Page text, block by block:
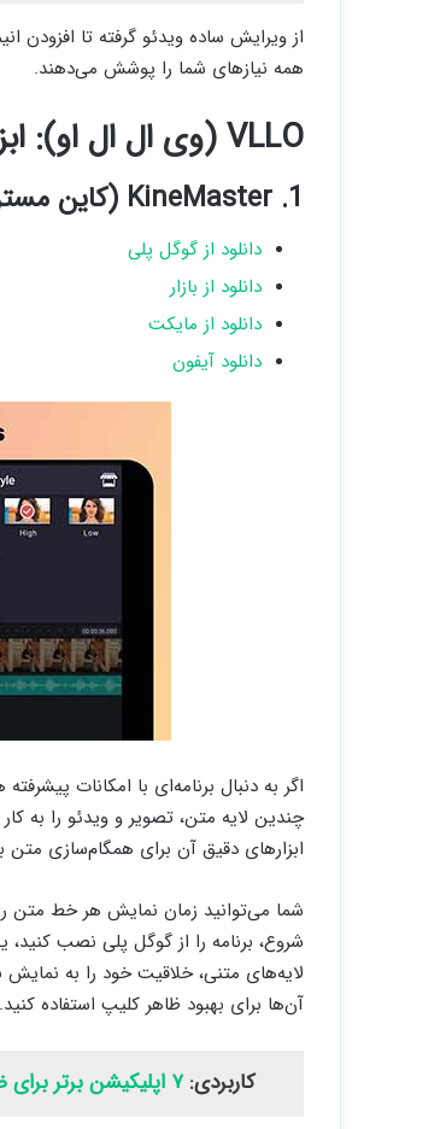
از ویرایش ساده ویدئو گرفته تا
همه نیازهای شما را پوشش می‌دهند.
VLLO (وی ال ال او): ابزاری ساده و قدرتمند برای خلاقیت
1. KineMaster (کاین مستر):
دانلود از گوگل پلی
دانلود از بازار
دانلود از مایکت
دانلود آیفون
ابزارهای دقیق آن برای همگام‌سازی
شما می‌توانید زمان نمایش هر خط متن
شروع، برنامه را از گوگل پلی نصب
لایه‌های متنی، خلاقیت خود را به
آن‌ها برای بهبود ظاهر کلیپ استفاده کنید.
کاربردی:۷ اپلیکیشن برتر برای ضبط مکالمه (اندروید)